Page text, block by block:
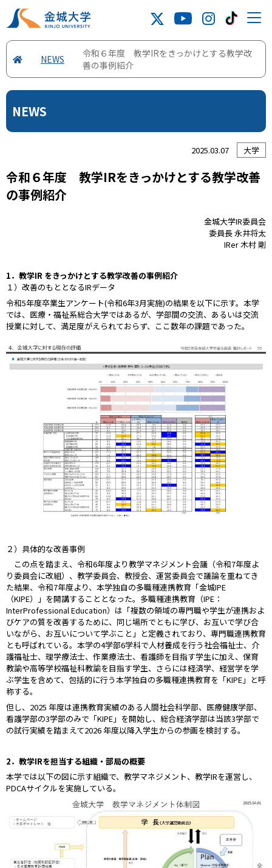
NEWS
令和６年度 教学IRをきっかけとする教学改
善の事例紹介
NEWS
2025.03.07 大学
令和６年度 教学IRをきっかけとする教学改善
の事例紹介
金城大学IR委員会
委員長 永井将太
IRer 木村 剛
1．教学IR をきっかけとする教学改善の事例紹介
１）改善のもととなるIRデータ
令和5年度卒業生アンケート(令和6年3月実施)の結果を以下に示す。本学
では、医療・福祉系総合大学ではあるが、学部間の交流、あるいは交流
授業に対して、満足度がえられておらず、ここ数年の課題であった。
２）具体的な改善事例
この点を踏まえ、令和6年度より教学マネジメント会議（令和7年度よ
り委員会に改組）、教学委員会、教授会、運営委員会で議論を重ねてき
た結果、令和7年度より、本学独自の多職種連携教育「金城IPE
（KIPE）」を開講することとなった。多職種連携教育（IPE：
InterProfessional Education）は「複数の領域の専門職や学生が連携およ
びケアの質を改善するために、同じ場所でともに学び、お互いで学び合
いながら、お互いについて学ぶこと」と定義されており、専門職連携教育
とも呼ばれている。本学の4学部6学科で人材養成を行う社会福祉士、介
護福祉士、理学療法士、作業療法士、看護師を目指す学生に加え、保育
教諭や高等学校福祉科教諭を目指す学生、さらには経済学、経営学を学
ぶ学生を含めて、包括的に行う本学独自の多職種連携教育を「KIPE」と呼
称する。
但し、2025 年度は連携教育実績のある人間社会科学部、医療健康学部、
看護学部の3学部のみで「KIPE」を開始し、総合経済学部は当該3学部で
の試行実績を踏まえて2026 年度以降入学生からの参画を検討する。
2．教学IRを担当する組織・部局の概要
本学では以下の図に示す組織で、教学マネジメント、教学IRを運営し、
PDCAサイクルを実施している。